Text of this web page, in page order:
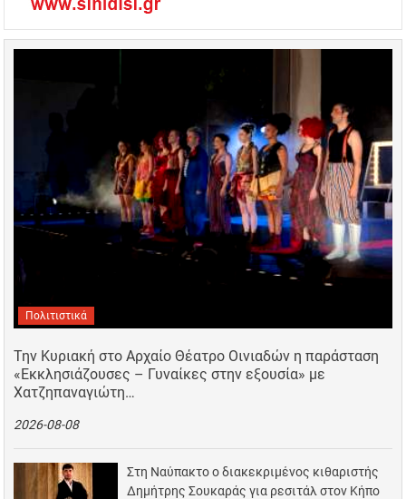
Πολιτιστικά
Την Κυριακή στο Αρχαίο Θέατρο Οινιαδών η παράσταση
«Εκκλησιάζουσες – Γυναίκες στην εξουσία» με
Χατζηπαναγιώτη…
2026-08-08
Στη Ναύπακτο ο διακεκριμένος κιθαριστής
Δημήτρης Σουκαράς για ρεσιτάλ στον Κήπο